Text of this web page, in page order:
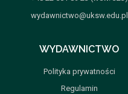
wydawnictwo@uksw.edu.pl
WYDAWNICTWO
Polityka prywatności
Regulamin